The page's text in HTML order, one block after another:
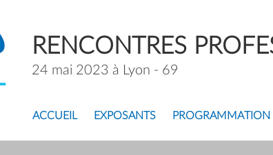
RENCONTRES
24 mai 2023 à Lyon - 69
ACCUEIL EXPOSANTS PROGRAMMATION